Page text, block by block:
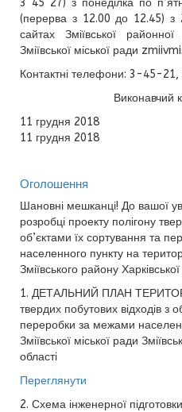
3 45 27) з понеділка по
(перерва з 12.00 до 12.45) з
сайтах Зміївської
Зміївської міської ради
Контактні телефони: 3-45-
Виконавчий
11 грудня 2018
11 грудня 2018
Оголошення
Шановні мешканці! До вашої
розробці проекту полігону
об’єктами їх сортування та
населенного пункту на
Зміївського району Харківської
1. ДЕТАЛЬНИЙ ПЛАН
твердих побутових відходів з
переробки за межами
Зміївської міської ради
області
Переглянути
2. Схема інженерної